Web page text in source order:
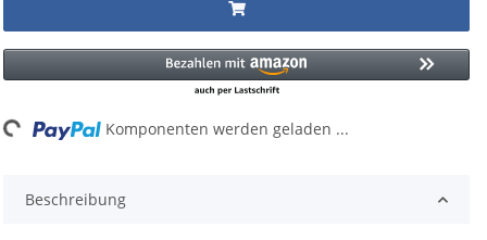
Komponenten werden geladen ...
Beschreibung